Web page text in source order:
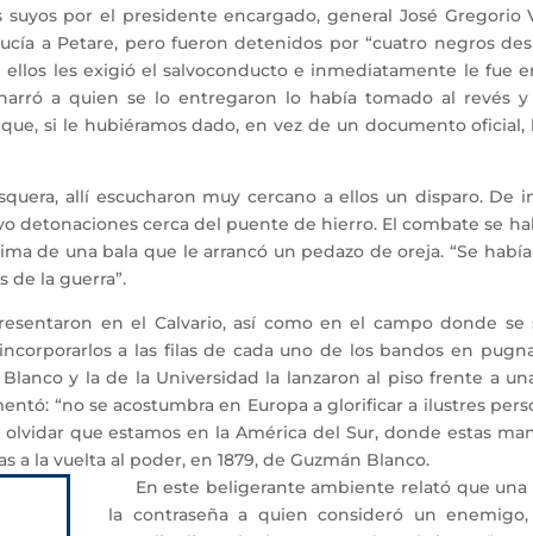
por el presidente encargado, general José Gregorio
a Petare, pero fueron detenidos por “cuatro negros
ellos les exigió el salvoconducto e inmediatamente le fue
a quien se lo entregaron lo había tomado al revés
si le hubiéramos dado, en vez de un documento
allí escucharon muy cercano a ellos un disparo. De
detonaciones cerca del puente de hierro. El combate se
de una bala que le arrancó un pedazo de oreja. “Se
de la guerra”.
en el Calvario, así como en el campo donde se
a las filas de cada uno de los bandos en
y la de la Universidad la lanzaron al piso frente a
“no se acostumbra en Europa a glorificar a ilustres
que estamos en la América del Sur, donde estas
a la vuelta al poder, en 1879, de Guzmán Blanco.
En este beligerante ambiente relató que
la contraseña a quien consideró un